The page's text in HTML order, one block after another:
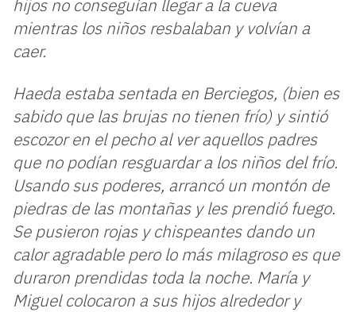
hijos no conseguían llegar a la cueva
mientras los niños resbalaban y volvían a
caer.
Haeda estaba sentada en Berciegos, (bien es
sabido que las brujas no tienen frío) y sintió
escozor en el pecho al ver aquellos padres
que no podían resguardar a los niños del frío.
Usando sus poderes, arrancó un montón de
piedras de las montañas y les prendió fuego.
Se pusieron rojas y chispeantes dando un
calor agradable pero lo más milagroso es que
duraron prendidas toda la noche. María y
Miguel colocaron a sus hijos alrededor y